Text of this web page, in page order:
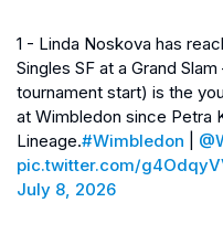
1 - Linda Noskova has
Singles SF at a Grand
tournament start) is the
at Wimbledon since Petra
Lineage.#Wimbledon
pic.twitter.com/
July 8, 2026